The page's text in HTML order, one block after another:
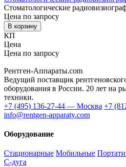
Стоматологические
Цена по запросу
В корзину
КП
Цена
Цена по запросу
Рентген-Аппараты.com
Ведущий поставщик
оборудования в России. 20 лет на
техники.
+7 (495) 136-27-44 — Москва +7
info@rentgen-apparaty.com
Оборудование
Стационарные Мобильные
С-дуга